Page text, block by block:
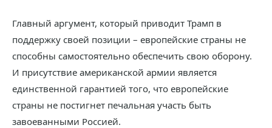
Главный аргумент, который приводит Трамп в
поддержку своей позиции – европейские страны не
способны самостоятельно обеспечить свою оборону.
И присутствие американской армии является
единственной гарантией того, что европейские
страны не постигнет печальная участь быть
завоеванными Россией.